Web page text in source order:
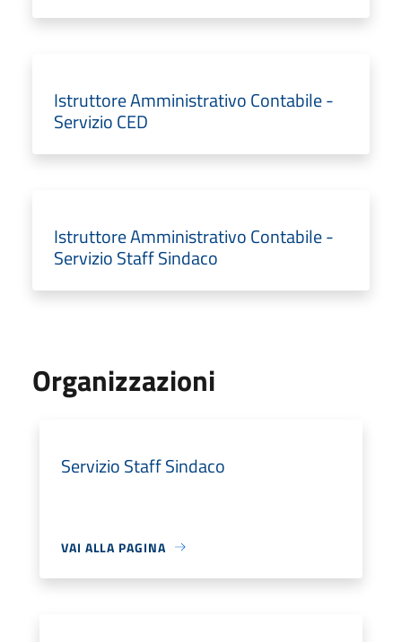
Istruttore Amministrativo Contabile -
Servizio CED
Istruttore Amministrativo Contabile -
Servizio Staff Sindaco
Organizzazioni
Servizio Staff Sindaco
VAI ALLA PAGINA